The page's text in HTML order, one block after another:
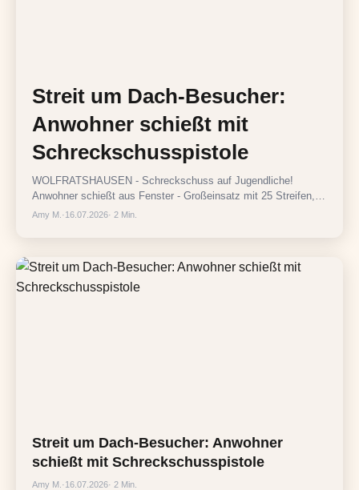
Streit um Dach-Besucher:
Anwohner schießt mit
Schreckschusspistole
WOLFRATSHAUSEN - Schreckschuss auf Jugendliche!
Anwohner schießt aus Fenster - Großeinsatz mit 25 Streifen,
Festnahme vor Ort.
Amy M. ·16.07.2026· 2 Min.
Streit um Dach-Besucher: Anwohner
schießt mit Schreckschusspistole
Amy M. ·16.07.2026· 2 Min.